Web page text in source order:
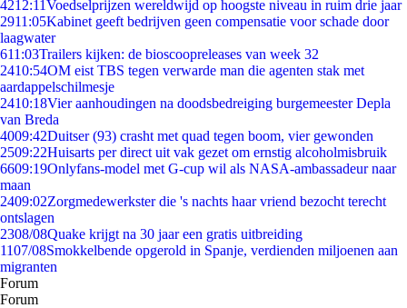
4212:11Voedselprijzen wereldwijd op hoogste niveau in ruim drie jaar
2911:05Kabinet geeft bedrijven geen compensatie voor schade door
laagwater
611:03Trailers kijken: de bioscoopreleases van week 32
2410:54OM eist TBS tegen verwarde man die agenten stak met
aardappelschilmesje
2410:18Vier aanhoudingen na doodsbedreiging burgemeester Depla
van Breda
4009:42Duitser (93) crasht met quad tegen boom, vier gewonden
2509:22Huisarts per direct uit vak gezet om ernstig alcoholmisbruik
6609:19Onlyfans-model met G-cup wil als NASA-ambassadeur naar
maan
2409:02Zorgmedewerkster die 's nachts haar vriend bezocht terecht
ontslagen
2308/08Quake krijgt na 30 jaar een gratis uitbreiding
1107/08Smokkelbende opgerold in Spanje, verdienden miljoenen aan
migranten
Forum
Forum